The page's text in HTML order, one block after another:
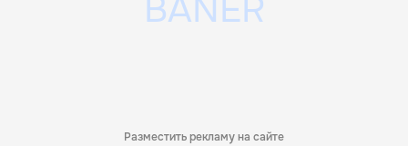
Разместить рекламу на сайте